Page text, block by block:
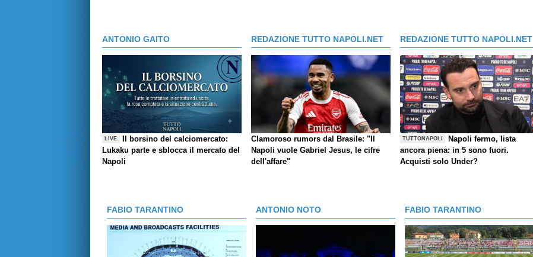
ANTONIO GAITO
LIVE
Il borsino del calciomercato:
Lukaku parte e sblocca il mercato del
Napoli
REDAZIONE TUTTO NAPOLI.NET
Clamoroso rumors dal Brasile: "Il
Napoli vuole Gabriel Jesus, le cifre
dell'affare"
REDAZIONE TUTTO NAPOLI.NET
TUTTONAPOLI
Napoli fermo, lista
ancora piena: in 5 sono fuori.
Acquisti solo Under?
FABIO TARANTINO ANTONIO NOTO FABIO TARANTINO